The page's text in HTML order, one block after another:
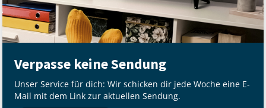
Verpasse keine Sendung
Unser Service für dich: Wir schicken dir jede Woche eine E-
Mail mit dem Link zur aktuellen Sendung.